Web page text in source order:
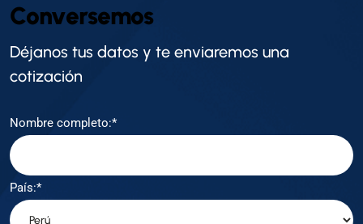
Conversemos
Déjanos tus datos y te enviaremos una
cotización
Nombre completo:*
País:*